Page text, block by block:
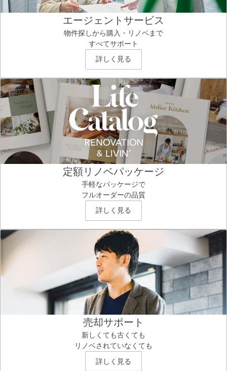
エージェントサービス
物件探しから購入・リノベまで
すべてサポート
詳しく見る
定額リノベパッケージ
手軽なパッケージで
フルオーダーの品質
詳しく見る
売却サポート
新しくても古くても
リノベされていなくても
詳しく見る